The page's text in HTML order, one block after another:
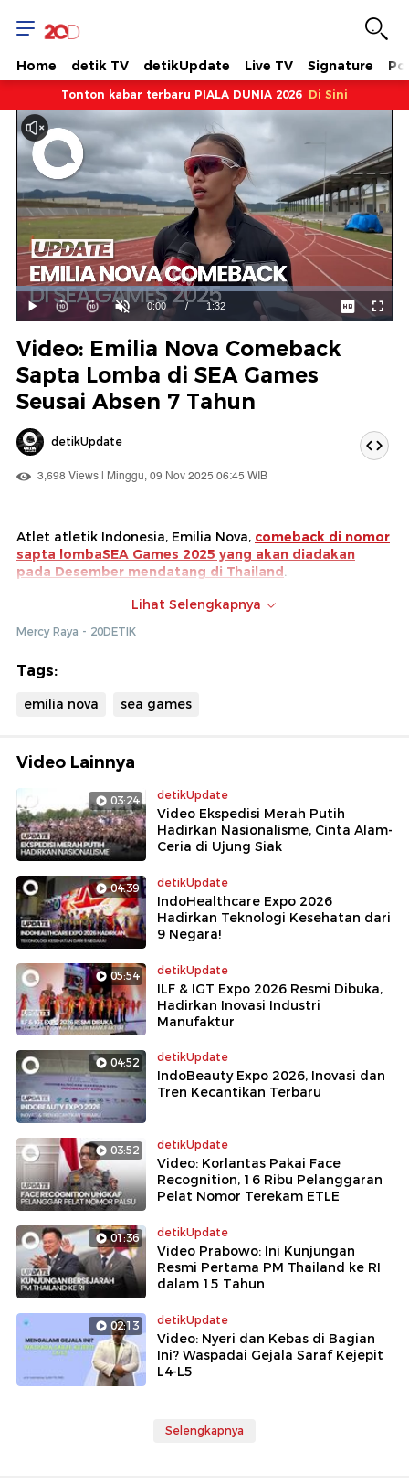
Home detik TV detikUpdate Live TV Signature
Tonton kabar terbaru PIALA DUNIA 2026 Di Sini
Mainkan
Suara
Hidup
Waktu
0:00 / Durasi
1:32
Dimuat:
71.83%
Video: Emilia Nova Comeback
Sapta Lomba di SEA Games
Seusai Absen 7 Tahun
detikUpdate
3,698 Views | Minggu, 09 Nov 2025 06:45 WIB
Atlet atletik Indonesia, Emilia Nova, comeback di nomor
sapta lombaSEA Games 2025 yang akan diadakan
pada Desember mendatang di Thailand.
Ajang SEA Games Thailand ini bakal menandai
kembali mengejar rekor di perlombaan sapta seusai
Lihat Selengkapnya
Mercy Raya - 20DETIK
Tags:
emilia nova sea games
Video Lainnya
03:24 detikUpdate
Video Ekspedisi Merah Putih
Hadirkan Nasionalisme, Cinta Alam-
Ceria di Ujung Siak
04:39 detikUpdate
IndoHealthcare Expo 2026
Hadirkan Teknologi Kesehatan dari
9 Negara!
05:54 detikUpdate
ILF & IGT Expo 2026 Resmi Dibuka,
Hadirkan Inovasi Industri
Manufaktur
04:52 detikUpdate
IndoBeauty Expo 2026, Inovasi dan
Tren Kecantikan Terbaru
03:52 detikUpdate
Video: Korlantas Pakai Face
Recognition, 16 Ribu Pelanggaran
Pelat Nomor Terekam ETLE
01:36 detikUpdate
Video Prabowo: Ini Kunjungan
Resmi Pertama PM Thailand ke RI
dalam 15 Tahun
02:13 detikUpdate
Video: Nyeri dan Kebas di Bagian
Ini? Waspadai Gejala Saraf Kejepit
L4-L5
Selengkapnya